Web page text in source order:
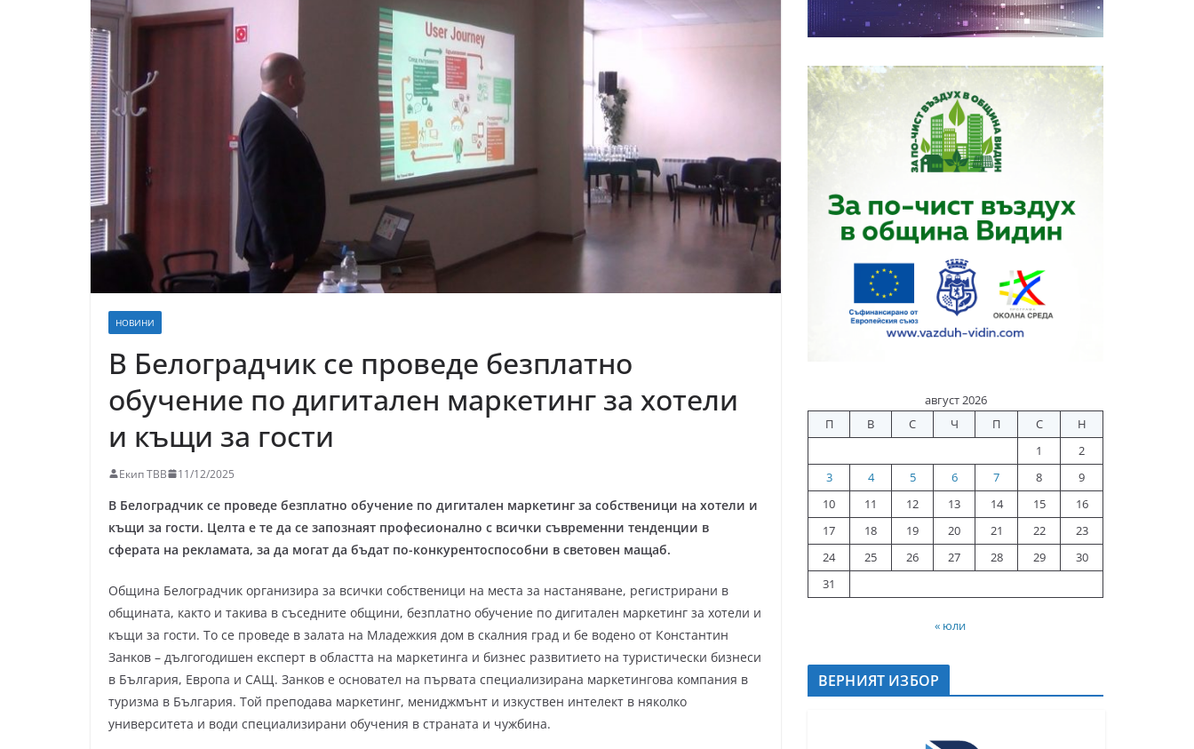
НОВИНИ
В Белоградчик се проведе безплатно
обучение по дигитален маркетинг за хотели
и къщи за гости
Екип ТВВ 11/12/2025
В Белоградчик се проведе безплатно обучение по дигитален маркетинг за собственици на хотели и
къщи за гости. Целта е те да се запознаят професионално с всички съвременни тенденции в
сферата на рекламата, за да могат да бъдат по-конкурентоспособни в световен мащаб.
Община Белоградчик организира за всички собственици на места за настаняване, регистрирани в
общината, както и такива в съседните общини, безплатно обучение по дигитален маркетинг за хотели и
къщи за гости. То се проведе в залата на Младежкия дом в скалния град и бе водено от Константин
Занков – дългогодишен експерт в областта на маркетинга и бизнес развитието на туристически бизнеси
в България, Европа и САЩ. Занков е основател на първата специализирана маркетингова компания в
туризма в България. Той преподава маркетинг, мениджмънт и изкуствен интелект в няколко
университета и води специализирани обучения в страната и чужбина.
август 2026
П
В С Ч П С
Н
1
2
3
4 5 6 7 8
9
10
11 12 13 14 15
16
17
18 19 20 21 22
23
24
25 26 27 28 29
30
31
« юли
ВЕРНИЯТ ИЗБОР